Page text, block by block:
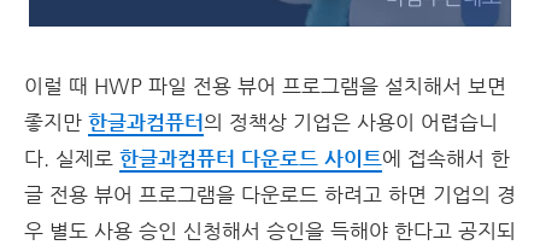
이럴 때 HWP 파일 전용 뷰어 프로그램을 설치해서 보면
좋지만 한글과컴퓨터의 정책상 기업은 사용이 어렵습니
다. 실제로 한글과컴퓨터 다운로드 사이트에 접속해서 한
글 전용 뷰어 프로그램을 다운로드 하려고 하면 기업의 경
우 별도 사용 승인 신청해서 승인을 득해야 한다고 공지되